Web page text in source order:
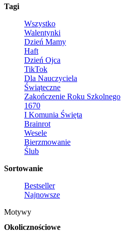
Tagi
Wszystko
Walentynki
Dzień Mamy
Haft
Dzień Ojca
TikTok
Dla Nauczyciela
Świąteczne
Zakończenie Roku Szkolnego
1670
I Komunia Święta
Brainrot
Wesele
Bierzmowanie
Ślub
Sortowanie
Bestseller
Najnowsze
Motywy
Okolicznościowe